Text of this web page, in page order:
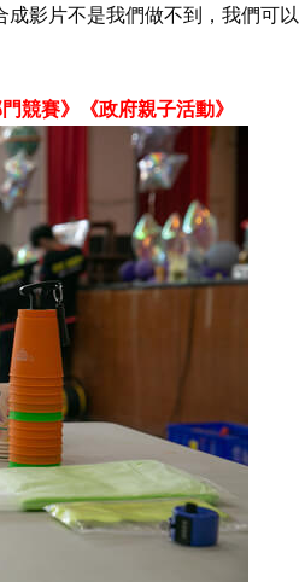
影片不是我們做不到，我們可
競賽》 《政府親子活動》